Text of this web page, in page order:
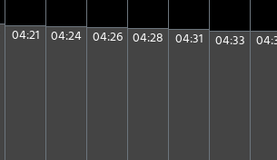
04:21 04:24 04:26 04:28 04:31 04:33